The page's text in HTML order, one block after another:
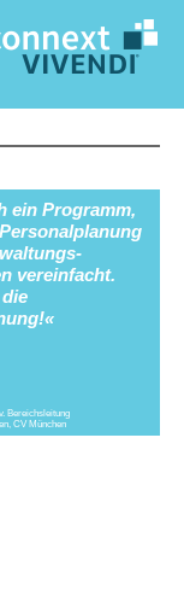
ein Programm,
ver­ein­facht.
Bereichsleitung
CV München